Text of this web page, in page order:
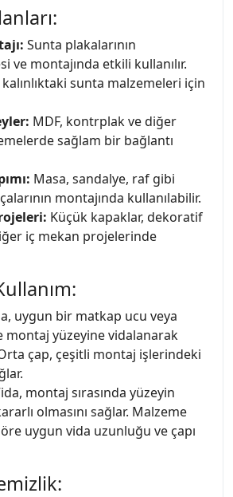
Sunta plakalarının
ve montajında etkili kullanılır.
sunta malzemeleri için
MDF, kontrplak ve diğer
sağlam bir bağlantı
Masa, sandalye, raf gibi
montajında kullanılabilir.
Küçük kapaklar, dekoratif
iç mekan projelerinde
uygun bir matkap ucu veya
montaj yüzeyine vidalanarak
çap, çeşitli montaj işlerindeki
montaj sırasında yüzeyin
olmasını sağlar. Malzeme
uygun vida uzunluğu ve çapı